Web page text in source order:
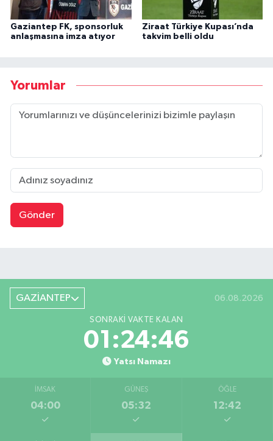
Gaziantep FK, sponsorluk
anlaşmasına imza atıyor
Ziraat Türkiye Kupası’nda
takvim belli oldu
Yorumlar
Gönder
GAZİANTEP 06.08.2026
SONRAKI VAKTE KALAN
01:24:45
Yatsı Namazı
İMSAK
04:00
GÜNEŞ
05:32
ÖĞLE
12:42